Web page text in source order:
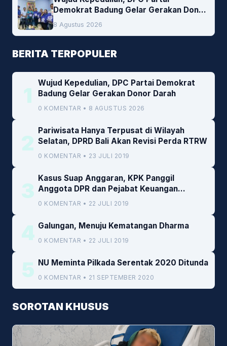
Demokrat Badung Gelar Gerakan Donor
Darah
8 Agustus 2026
BERITA TERPOPULER
1
Wujud Kepedulian, DPC Partai Demokrat
Badung Gelar Gerakan Donor Darah
0 KOMENTAR • 8 AGUSTUS 2026
2
Pariwisata Hanya Terpusat di Wilayah
Selatan, DPRD Bali Akan Revisi Perda RTRW
0 KOMENTAR • 23 JULI 2019
3
Kasus Suap Anggaran, KPK Panggil
Anggota DPR dan Pejabat Keuangan
Kemenkeu
0 KOMENTAR • 22 JULI 2019
4 Galungan, Menuju Kematangan Dharma
0 KOMENTAR • 22 JULI 2019
5 NU Meminta Pilkada Serentak 2020 Ditunda
0 KOMENTAR • 21 SEPTEMBER 2020
SOROTAN KHUSUS